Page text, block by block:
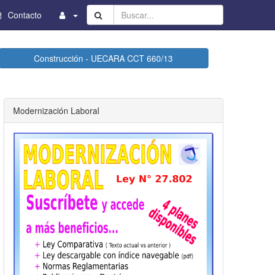
Buscar...
Contacto
Construcción - UECARA CCT 660/13
Modernización Laboral